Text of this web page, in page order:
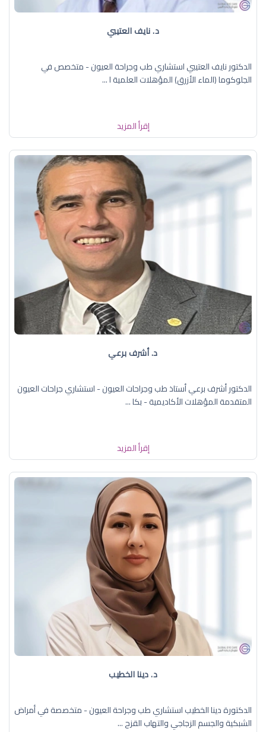
د. نايف العتيبي
الدكتور نايف العتيبي استشاري طب وجراحة العيون - متخصص في
الجلوكوما (الماء الأزرق) المؤهلات العلمية ا ...
إقرأ المزيد
د. أشرف برعي
الدكتور أشرف برعي أستاذ طب وجراحات العيون - استشاري جراحات العيون
المتقدمة المؤهلات الأكاديمية - بكا ...
إقرأ المزيد
د. دينا الخطيب
الدكتورة دينا الخطيب استشاري طب وجراحة العيون - متخصصة في أمراض
الشبكية والجسم الزجاجي والتهاب القزح ...